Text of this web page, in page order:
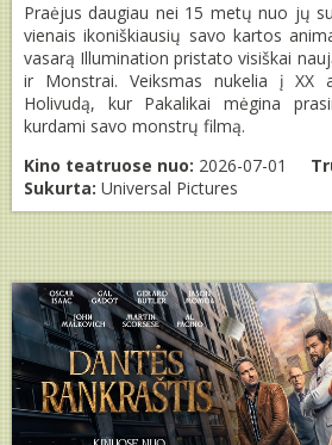
Praėjus daugiau nei 15 metų nuo jų
vienais ikoniškiausių savo kartos
vasarą Illumination pristato visiškai
ir Monstrai. Veiksmas nukelia į XX
Holivudą, kur Pakalikai mėgina
kurdami savo monstrų filmą.
Kino teatruose nuo: 2026-07-01
Sukurta: Universal Pictures